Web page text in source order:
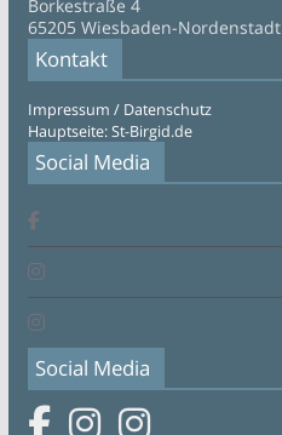
Borkestraße 4
65205 Wiesbaden-Nordenstadt
Kontakt
Impressum / Datenschutz
Hauptseite: St-Birgid.de
Social Media
Social Media